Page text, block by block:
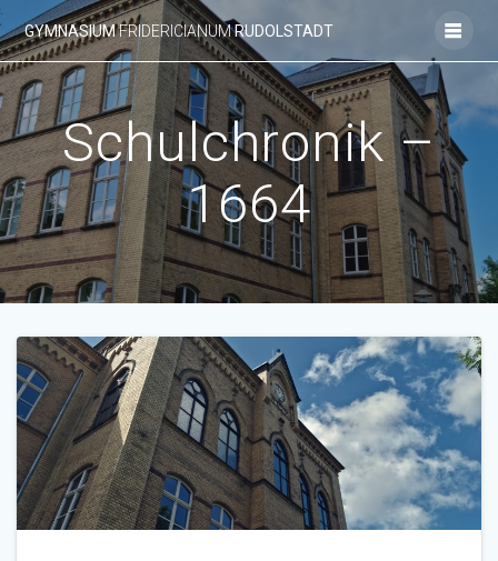
Inhalt
springen
GYMNASIUMFRIDERICIANUMRUDOLSTADT
Schulchronik –
1664